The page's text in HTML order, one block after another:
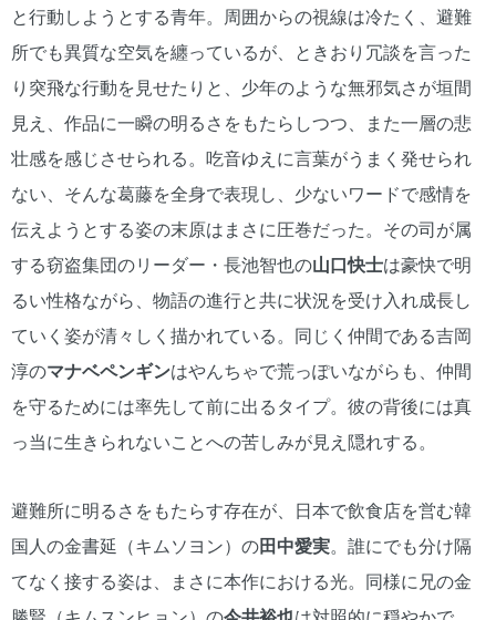
と行動しようとする青年。周囲からの視線は冷たく、避難
所でも異質な空気を纏っているが、ときおり冗談を言った
り突飛な行動を見せたりと、少年のような無邪気さが垣間
見え、作品に一瞬の明るさをもたらしつつ、また一層の悲
壮感を感じさせられる。吃音ゆえに言葉がうまく発せられ
ない、そんな葛藤を全身で表現し、少ないワードで感情を
伝えようとする姿の末原はまさに圧巻だった。その司が属
する窃盗集団のリーダー・長池智也の山口快士は豪快で明
るい性格ながら、物語の進行と共に状況を受け入れ成長し
ていく姿が清々しく描かれている。同じく仲間である吉岡
淳のマナベペンギンはやんちゃで荒っぽいながらも、仲間
を守るためには率先して前に出るタイプ。彼の背後には真
っ当に生きられないことへの苦しみが見え隠れする。
避難所に明るさをもたらす存在が、日本で飲食店を営む韓
国人の金書延（キムソヨン）の田中愛実。誰にでも分け隔
てなく接する姿は、まさに本作における光。同様に兄の金